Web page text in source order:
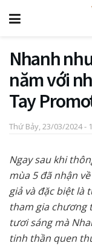
Nhanh
năm với
Tay
Thứ Bảy, 23/03/2024 -
Ngay sau khi
mùa 5 đã nhận
giả và đặc biệt là
tham gia chương
tươi sáng mà
tinh thần quen